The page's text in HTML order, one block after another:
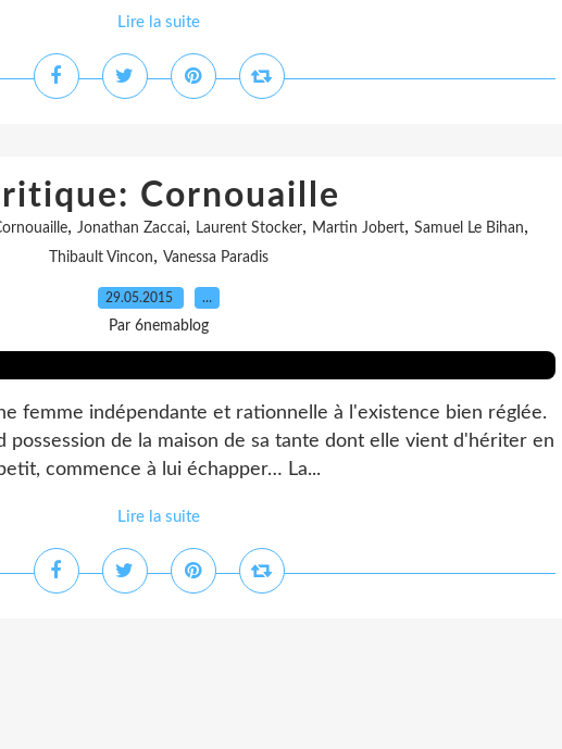
Lire la suite
Cornouaille
, Jonathan Zaccai, Laurent Stocker, Martin Jobert, Samuel Le Bihan,
Thibault Vincon, Vanessa Paradis
29.05.2015 …
Par 6nemablog
femme indépendante et rationnelle à l'existence bien réglée.
possession de la maison de sa tante dont elle vient d'hériter en
commence à lui échapper… La...
Lire la suite